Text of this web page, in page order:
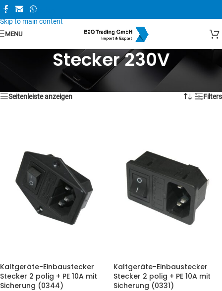
Skip to navigation
Skip to main content
MENU
Stecker 230V
Alle 6 Ergebnisse werden angezeigt
Seitenleiste anzeigen Filters
Kaltgeräte-Einbaustecker
Stecker 2 polig + PE 10A mit
Sicherung (0344)
Kaltgeräte-Einbaustecker
Stecker 2 polig + PE 10A mit
Sicherung (0331)